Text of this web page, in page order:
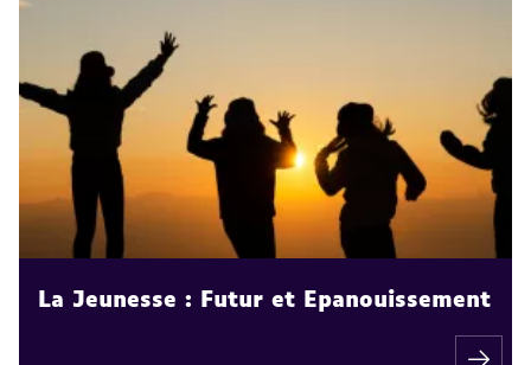
La Jeunesse : Futur et Epanouissement